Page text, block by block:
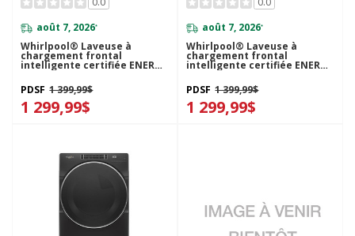
août 7, 2026*
Whirlpool® Laveuse à
chargement frontal
intelligente certifiée ENERGY
STAR® avec système de
ventilation FreshFlow™ et
technologie de lavage
intelligent de 5.8 pi cu C.E.I.
WFW6720RR
PDSF 1 399,99$
1 299,99$
août 7, 2026*
Whirlpool® Laveuse à
chargement frontal
intelligente certifiée ENERGY
STAR® avec système de
ventilation FreshFlow™ et
technologie de lavage
intelligent de 5.8 pi cu C.E.I.
WFW6720RU
PDSF 1 399,99$
1 299,99$